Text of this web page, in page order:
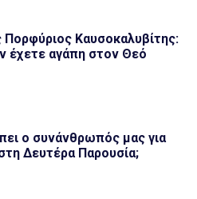
Πορφύριος Καυσοκαλυβίτης:
έχετε αγάπη στον Θεό
ο συνάνθρωπός μας για
Δευτέρα Παρουσία;